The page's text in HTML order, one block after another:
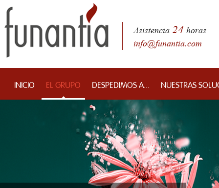
Asistencia 24 horas
info@funantia.com
INICIO EL GRUPO DESPEDIMOS A... NUESTRAS